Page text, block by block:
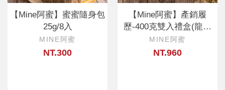
【Mine阿蜜】蜜蜜隨身包
25g/8入
MINE阿蜜
NT.300
【Mine阿蜜】產銷履
歷-400克雙入禮盒(龍眼
蜂蜜、荔枝
MINE阿蜜
NT.960